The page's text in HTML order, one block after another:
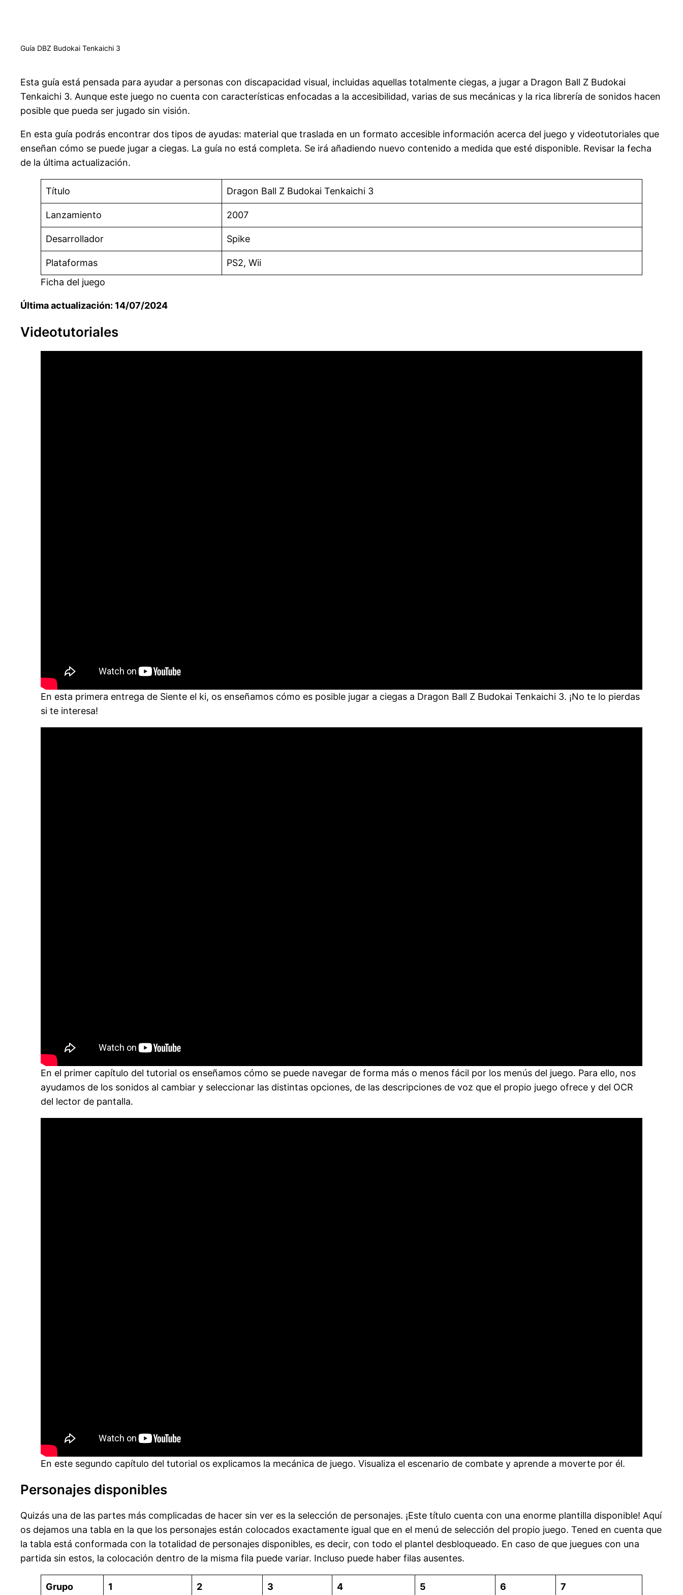
Guía DBZ Budokai Tenkaichi 3
Esta guía está pensada para ayudar a personas con discapacidad visual, incluidas aquellas totalmente ciegas, a jugar a Dragon Ball Z Budokai
Tenkaichi 3. Aunque este juego no cuenta con características enfocadas a la accesibilidad, varias de sus mecánicas y la rica librería de sonidos hacen
posible que pueda ser jugado sin visión.
En esta guía podrás encontrar dos tipos de ayudas: material que traslada en un formato accesible información acerca del juego y videotutoriales que
enseñan cómo se puede jugar a ciegas. La guía no está completa. Se irá añadiendo nuevo contenido a medida que esté disponible. Revisar la fecha
de la última actualización.
Título Dragon Ball Z Budokai Tenkaichi 3
Lanzamiento 2007
Desarrollador Spike
Plataformas
PS2, Wii
Ficha del juego
Última actualización: 14/07/2024
Videotutoriales
En esta primera entrega de Siente el ki, os enseñamos cómo es posible jugar a ciegas a Dragon Ball Z Budokai Tenkaichi 3. ¡No te lo pierdas
si te interesa!
En el primer capítulo del tutorial os enseñamos cómo se puede navegar de forma más o menos fácil por los menús del juego. Para ello, nos
ayudamos de los sonidos al cambiar y seleccionar las distintas opciones, de las descripciones de voz que el propio juego ofrece y del OCR
del lector de pantalla.
En este segundo capítulo del tutorial os explicamos la mecánica de juego. Visualiza el escenario de combate y aprende a moverte por él.
Personajes disponibles
Quizás una de las partes más complicadas de hacer sin ver es la selección de personajes. ¡Este título cuenta con una enorme plantilla disponible! Aquí
os dejamos una tabla en la que los personajes están colocados exactamente igual que en el menú de selección del propio juego. Tened en cuenta que
la tabla está conformada con la totalidad de personajes disponibles, es decir, con todo el plantel desbloqueado. En caso de que juegues con una
partida sin estos, la colocación dentro de la misma fila puede variar. Incluso puede haber filas ausentes.
Grupo 1 2 3 4 5 6 7